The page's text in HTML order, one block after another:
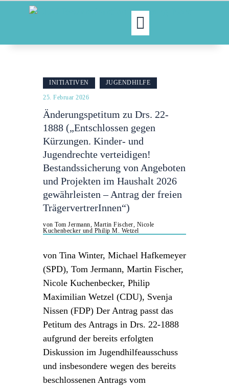
ABGEORDNETE
AKTUELLES
THEMEN
AUSSCHÜSSE
KONTAKT
PRESSE
INITIATIVEN JUGENDHILFE
25. Februar 2026
Änderungspetitum zu Drs. 22-
1888 („Entschlossen gegen
Kürzungen. Kinder- und
Jugendrechte verteidigen!
Bestandssicherung von Angeboten
und Projekten im Haushalt 2026
gewährleisten – Antrag der freien
TrägervertrerInnen“)
von Tom Jermann, Martin Fischer, Nicole
Kuchenbecker und Philip M. Wetzel
von Tina Winter, Michael Hafkemeyer
(SPD), Tom Jermann, Martin Fischer,
Nicole Kuchenbecker, Philip
Maximilian Wetzel (CDU), Svenja
Nissen (FDP) Der Antrag passt das
Petitum des Antrags in Drs. 22-1888
aufgrund der bereits erfolgten
Diskussion im Jugendhilfeausschuss
und insbesondere wegen des bereits
beschlossenen Antrags vom